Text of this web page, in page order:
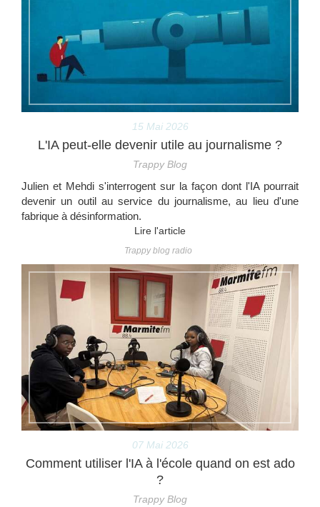
15 Mai 2026
L'IA peut-elle devenir utile au journalisme ?
Trappy Blog
Julien et Mehdi s'interrogent sur la façon dont l'IA pourrait
devenir un outil au service du journalisme, au lieu d'une
fabrique à désinformation.
Lire l'article
Trappy blog radio
07 Mai 2026
Comment utiliser l'IA à l'école quand on est ado
?
Trappy Blog